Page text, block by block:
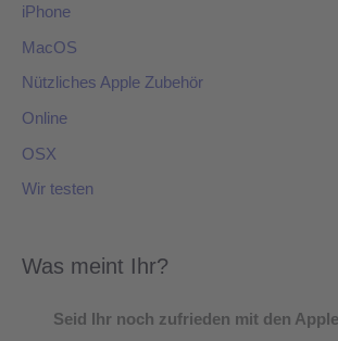
iPhone
MacOS
Nützliches Apple Zubehör
Online
OSX
Wir testen
Was meint Ihr?
Seid Ihr noch zufrieden mit den